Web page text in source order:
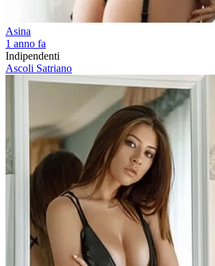
Asina
1 anno fa
Indipendenti
Ascoli Satriano